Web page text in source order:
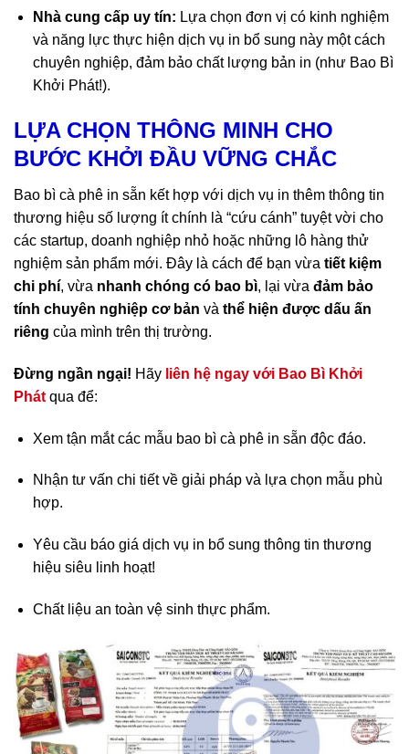
Nhà cung cấp uy tín: Lựa chọn đơn vị có kinh nghiệm
và năng lực thực hiện dịch vụ in bổ sung này một cách
chuyên nghiệp, đảm bảo chất lượng bản in (như Bao Bì
Khởi Phát!).
LỰA CHỌN THÔNG MINH CHO
BƯỚC KHỞI ĐẦU VỮNG CHẮC
Bao bì cà phê in sẵn kết hợp với dịch vụ in thêm thông tin
thương hiệu số lượng ít chính là “cứu cánh” tuyệt vời cho
các startup, doanh nghiệp nhỏ hoặc những lô hàng thử
nghiệm sản phẩm mới. Đây là cách để bạn vừa tiết kiệm
chi phí, vừa nhanh chóng có bao bì, lại vừa đảm bảo
tính chuyên nghiệp cơ bản và thể hiện được dấu ấn
riêng của mình trên thị trường.
Đừng ngần ngại! Hãy liên hệ ngay với Bao Bì Khởi
Phát qua để:
Xem tận mắt các mẫu bao bì cà phê in sẵn độc đáo.
Nhận tư vấn chi tiết về giải pháp và lựa chọn mẫu phù
hợp.
Yêu cầu báo giá dịch vụ in bổ sung thông tin thương
hiệu siêu linh hoạt!
Chất liệu an toàn vệ sinh thực phẩm.